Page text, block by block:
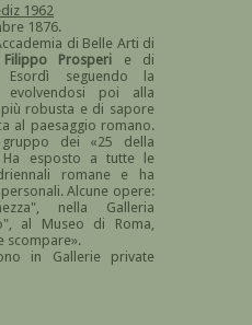
1962
1876.
di Belle Arti di
Filippo Prosperi e di
seguendo la
evolvendosi poi alla
robusta e di sapore
al paesaggio romano.
dei «25 della
Ha esposto a tutte le
romane e ha
Alcune opere:
nella Galleria
al Museo di Roma,
scompare».
in Gallerie private